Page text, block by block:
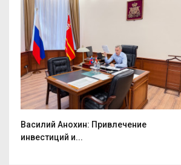
Василий Анохин: Привлечение
инвестиций и...